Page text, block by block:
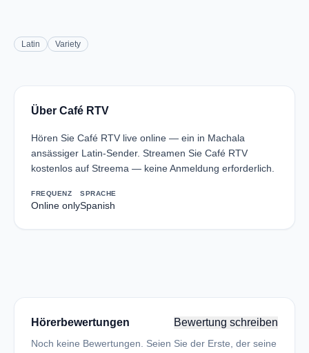
Latin Variety
Über Café RTV
Hören Sie Café RTV live online — ein in Machala
ansässiger Latin-Sender. Streamen Sie Café RTV
kostenlos auf Streema — keine Anmeldung erforderlich.
FREQUENZ
Online only
SPRACHE
Spanish
Hörerbewertungen Bewertung schreiben
Noch keine Bewertungen. Seien Sie der Erste, der seine